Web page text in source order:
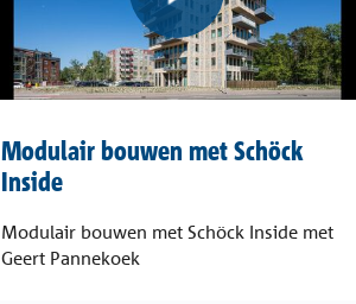
Modulair bouwen met Schöck
Inside
Modulair bouwen met Schöck Inside met
Geert Pannekoek